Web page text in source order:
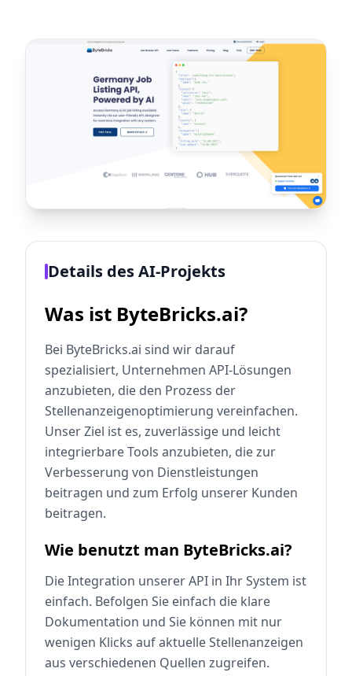
Details des AI-Projekts
Was ist ByteBricks.ai?
Bei ByteBricks.ai sind wir darauf
spezialisiert, Unternehmen API-Lösungen
anzubieten, die den Prozess der
Stellenanzeigenoptimierung vereinfachen.
Unser Ziel ist es, zuverlässige und leicht
integrierbare Tools anzubieten, die zur
Verbesserung von Dienstleistungen
beitragen und zum Erfolg unserer Kunden
beitragen.
Wie benutzt man ByteBricks.ai?
Die Integration unserer API in Ihr System ist
einfach. Befolgen Sie einfach die klare
Dokumentation und Sie können mit nur
wenigen Klicks auf aktuelle Stellenanzeigen
aus verschiedenen Quellen zugreifen.